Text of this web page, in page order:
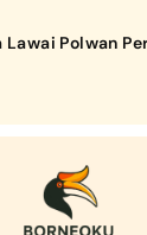
Lawai Polwan